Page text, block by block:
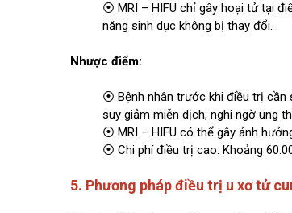
⦿ MRI – HIFU chỉ gây hoại tử tại
năng sinh dục không bị thay đổi.
Nhược điểm:
⦿ Bệnh nhân trước khi điều trị cần
suy giảm miễn dịch, nghi ngờ ung
⦿ MRI – HIFU có thể gây ảnh
⦿ Chi phí điều trị cao. Khoảng
5. Phương pháp điều trị u xơ tử